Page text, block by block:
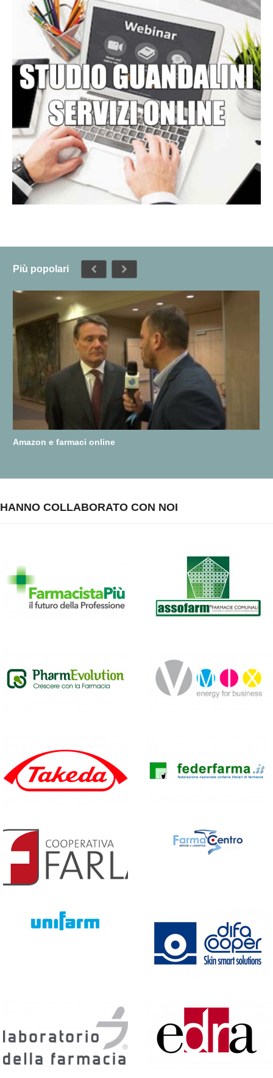
Più popolari
Amazon e farmaci online
HANNO COLLABORATO CON NOI